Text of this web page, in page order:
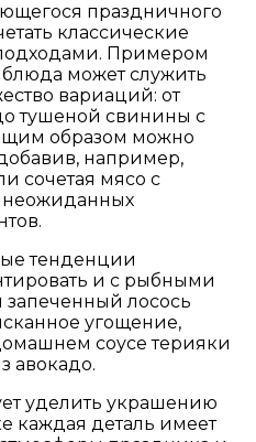
праздничного
классические
Примером
может служить
вариаций: от
тушеной свинины с
образом можно
например,
сочетая мясо с
неожиданных
тенденции
и с рыбными
лосось
угощение,
соусе терияки
авокадо.
уделить украшению
каждая деталь имеет